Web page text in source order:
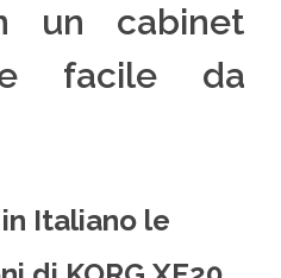
un cabinet
facile da
Italiano le